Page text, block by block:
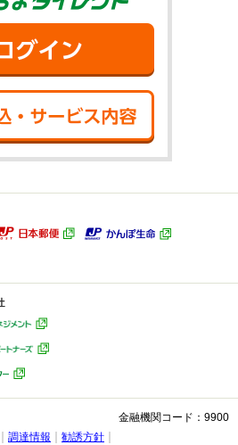
金融機関コード：9900
調達情報
勧誘方針